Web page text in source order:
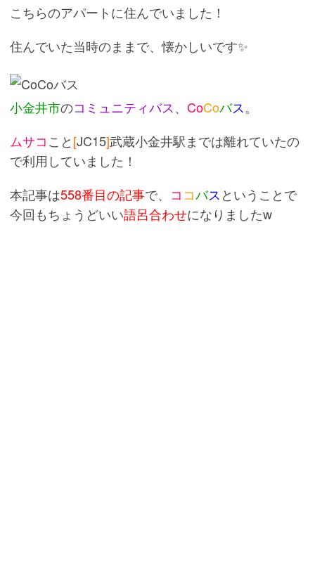
こちらのアパートに住んでいました！
住んでいた当時のままで、懐かしいです✨
小金井市のコミュニティバス、 CoCoバス。
ムサコこと[JC15]武蔵小金井駅までは離れていたの
で利用していました！
本記事は558番目の記事で、 ココバス ということで
今回もちょうどいい語呂合わせになりましたw